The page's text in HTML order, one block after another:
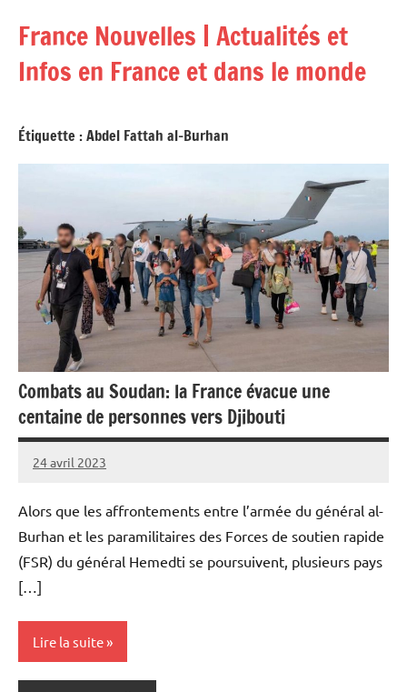
contenu
France Nouvelles | Actualités et
Infos en France et dans le monde
Étiquette :Abdel Fattah al-Burhan
Combats au Soudan: la France évacue une
centaine de personnes vers Djibouti
24 avril 2023
Admins
Alors que les affrontements entre l’armée du général al-
Burhan et les paramilitaires des Forces de soutien rapide
(FSR) du général Hemedti se poursuivent, plusieurs pays
[…]
Lire la suite